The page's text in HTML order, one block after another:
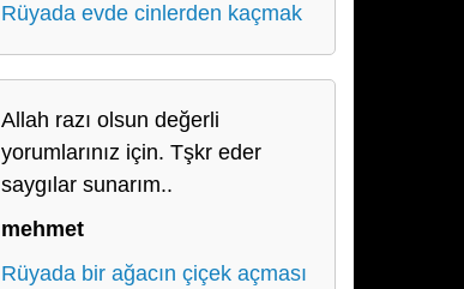
Rüyada evde cinlerden kaçmak
Allah razı olsun değerli
yorumlarınız için. Tşkr eder
saygılar sunarım..
mehmet
Rüyada bir ağacın çiçek açması